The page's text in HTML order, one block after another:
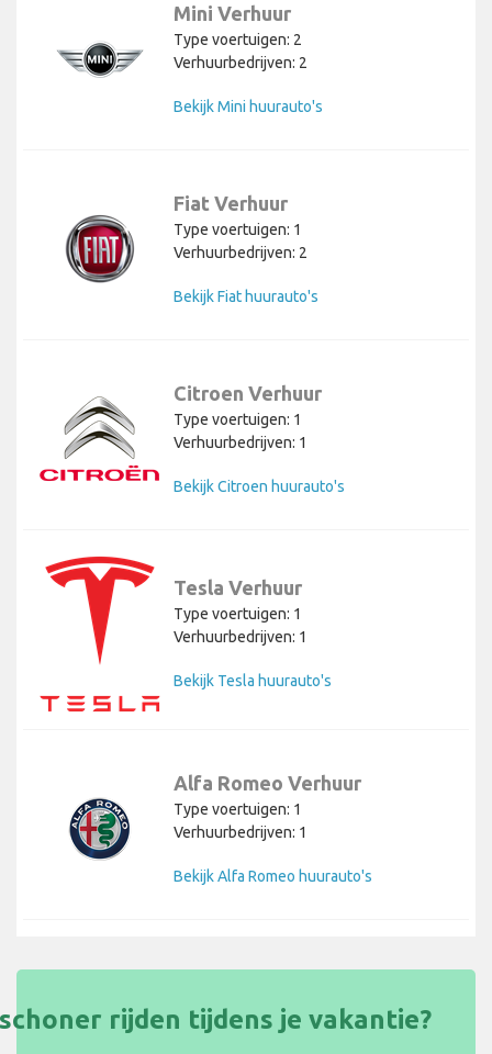
Mini Verhuur
Type voertuigen: 2
Verhuurbedrijven: 2
Bekijk Mini huurauto's
Fiat Verhuur
Type voertuigen: 1
Verhuurbedrijven: 2
Bekijk Fiat huurauto's
Citroen Verhuur
Type voertuigen: 1
Verhuurbedrijven: 1
Bekijk Citroen huurauto's
Tesla Verhuur
Type voertuigen: 1
Verhuurbedrijven: 1
Bekijk Tesla huurauto's
Alfa Romeo Verhuur
Type voertuigen: 1
Verhuurbedrijven: 1
Bekijk Alfa Romeo huurauto's
rijden tijdens je vakantie?